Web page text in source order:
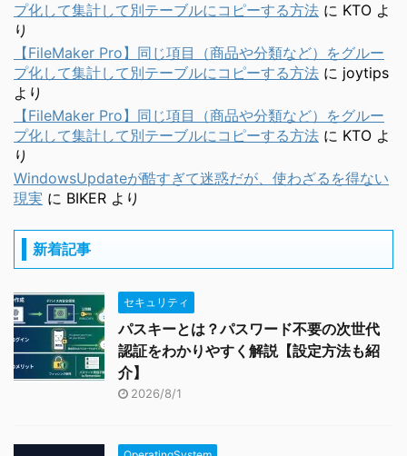
プ化して集計して別テーブルにコピーする方法 に KTO よ
り
【FileMaker Pro】同じ項目（商品や分類など）をグルー
プ化して集計して別テーブルにコピーする方法 に joytips
より
【FileMaker Pro】同じ項目（商品や分類など）をグルー
プ化して集計して別テーブルにコピーする方法 に KTO よ
り
WindowsUpdateが酷すぎて迷惑だが、使わざるを得ない
現実 に BIKER より
新着記事
セキュリティ
パスキーとは？パスワード不要の次世代
認証をわかりやすく解説【設定方法も紹
介】
2026/8/1